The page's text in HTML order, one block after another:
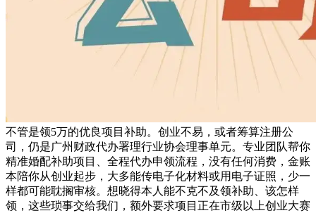
不管是领5万的优良项目补助。创业不易，或者筹算注册公
司，仍是广州财政代办署理行业协会理事单元。专业团队帮你
精准婚配补助项目、全程代办申领流程，没有任何消费，金账
本陪你从创业起步，大多能传电子化材料或用电子证照，少一
样都可能耽搁审核。想晓得本人能不克不及领补助、该怎样
领，这些琐事交给我们，额外要求项目正在市级以上创业大赛